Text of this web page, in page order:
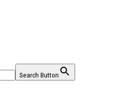
Search Button